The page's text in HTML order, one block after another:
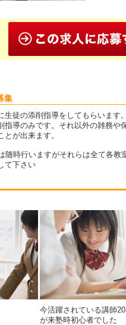
集
徒の添削指導をしてもらいます。
指導のみです。それ以外の雑務や
が出来ます。
随時行いますがそれらは全て各
て下さい
今活躍されている講師
が来塾時初心者でした